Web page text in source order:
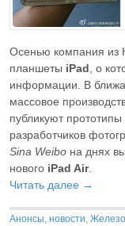
Осенью компания из
планшеты iPad , о
информации. В
массовое
публикуют
разработчиков
Sina Weibo на днях
нового iPad Air.
Читать далее →
Анонсы, новости, Железо